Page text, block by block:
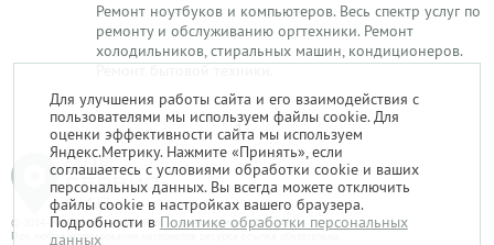
Ремонт ноутбуков и компьютеров. Весь спектр услуг по
ремонту и обслуживанию оргтехники. Ремонт
холодильников, стиральных машин, кондиционеров.
Ремонт бытовой техники.
1
© 2014-2026. «Мой Сервис-Гид» – проект группы «Текарт».
При любом использовании материалов ресурса ссылка обязательна.
Для улучшения работы сайта и его взаимодействия с
пользователями мы используем файлы cookie. Для
оценки эффективности сайта мы используем
Яндекс.Метрику. Нажмите «Принять», если
соглашаетесь с условиями обработки cookie и ваших
персональных данных. Вы всегда можете отключить
файлы cookie в настройках вашего браузера.
Подробности в Политике обработки персональных
данных